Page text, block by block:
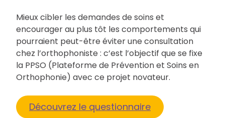
Mieux cibler les demandes de soins et
encourager au plus tôt les comportements qui
pourraient peut-être éviter une consultation
chez l’orthophoniste : c’est l’objectif que se fixe
la PPSO (Plateforme de Prévention et Soins en
Orthophonie) avec ce projet novateur.
Découvrez le questionnaire